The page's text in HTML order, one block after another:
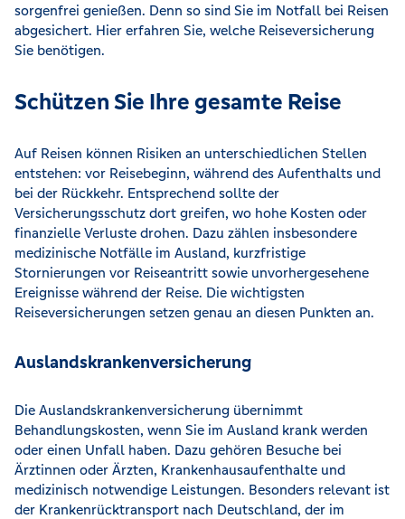
sorgenfrei genießen. Denn so sind Sie im Notfall bei Reisen
abgesichert. Hier erfahren Sie, welche Reiseversicherung
Sie benötigen.
Schützen Sie Ihre gesamte Reise
Auf Reisen können Risiken an unterschiedlichen Stellen
entstehen: vor Reisebeginn, während des Aufenthalts und
bei der Rückkehr. Entsprechend sollte der
Versicherungsschutz dort greifen, wo hohe Kosten oder
finanzielle Verluste drohen. Dazu zählen insbesondere
medizinische Notfälle im Ausland, kurzfristige
Stornierungen vor Reiseantritt sowie unvorhergesehene
Ereignisse während der Reise. Die wichtigsten
Reiseversicherungen setzen genau an diesen Punkten an.
Auslandskrankenversicherung
Die Auslandskrankenversicherung übernimmt
Behandlungskosten, wenn Sie im Ausland krank werden
oder einen Unfall haben. Dazu gehören Besuche bei
Ärztinnen oder Ärzten, Krankenhausaufenthalte und
medizinisch notwendige Leistungen. Besonders relevant ist
der Krankenrücktransport nach Deutschland, der im